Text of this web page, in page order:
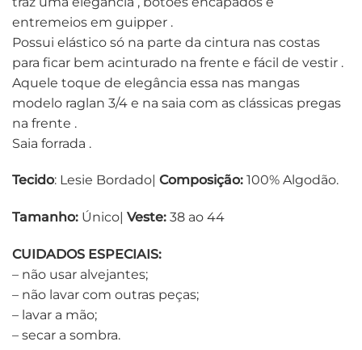
entremeios em guipper .
Possui elástico só na parte da cintura nas costas
para ficar bem acinturado na frente e fácil de vestir .
Aquele toque de elegância essa nas mangas
modelo raglan 3/4 e na saia com as clássicas pregas
na frente .
Saia forrada .
Tecido: Lesie Bordado| Composição: 100% Algodão.
Tamanho: Único| Veste: 38 ao 44
CUIDADOS ESPECIAIS:
– não usar alvejantes;
– não lavar com outras peças;
– lavar a mão;
– secar a sombra.